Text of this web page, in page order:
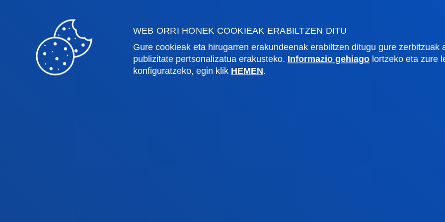
WEB ORRI HONEK COOKIEAK ERABILTZEN DITU
Gure cookieak eta hirugarren erakundeenak erabiltzen ditugu gure zerbitzuak
publizitate pertsonalizatua erakusteko. Informazio gehiagolortzeko eta zure
konfiguratzeko, egin klik HEMEN.
Fakultateak Informazio praktikoa Zer berri